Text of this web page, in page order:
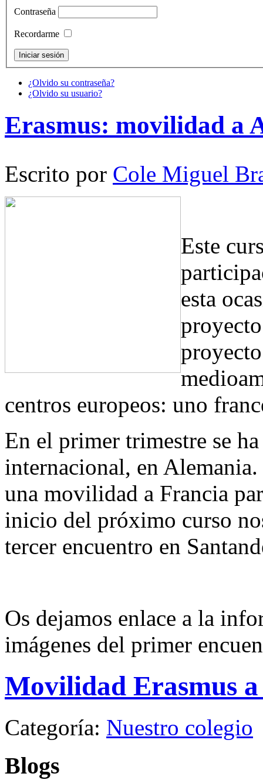
Contraseña
Recordarme
¿Olvido su contraseña?
¿Olvido su usuario?
Erasmus: movilidad a
Escrito por Cole Miguel
Este
esta
centros europeos: uno
En el primer trimestre se
internacional, en
una movilidad a Francia
inicio del próximo curso
tercer encuentro en
Os dejamos enlace a la
imágenes del primer
Movilidad Erasmus
Categoría: Nuestro colegio
Blogs